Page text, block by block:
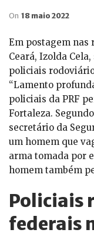
On 18 maio 2022
Em postagem nas
Ceará, Izolda
policiais
“Lamento
policiais da PRF
Fortaleza.
secretário da
um homem que
arma tomada por
homem também
Policiais
federais